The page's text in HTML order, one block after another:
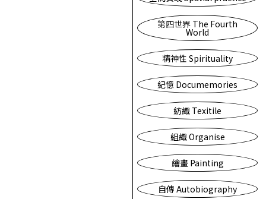
第四世界 The Fourth
World
精神性 Spirituality
紀憶 Documemories
紡織 Texitile
組織 Organise
繪畫 Painting
自傳 Autobiography